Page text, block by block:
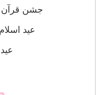
جشن
عید